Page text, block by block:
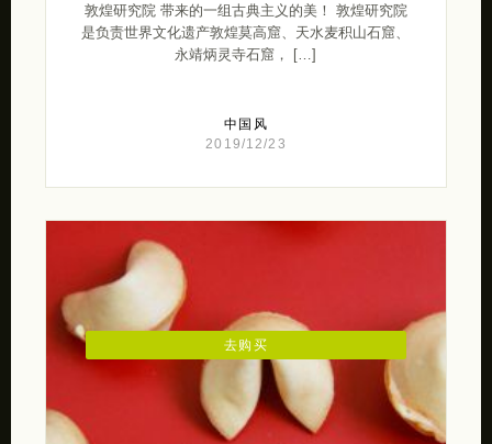
敦煌研究院 带来的一组古典主义的美！ 敦煌研究院
是负责世界文化遗产敦煌莫高窟、天水麦积山石窟、
永靖炳灵寺石窟， […]
中国风
2019/12/23
去购买